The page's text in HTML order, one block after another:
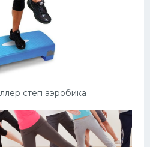
степ аэробика